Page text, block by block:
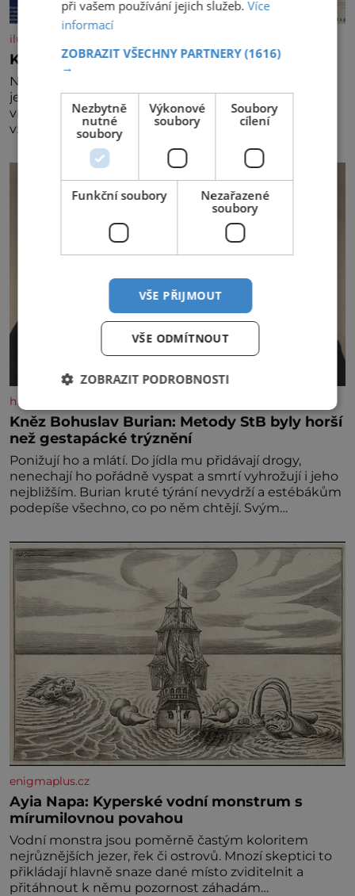
iluxus.cz
Král vín začíná třetí dekádu
Největší český vinařský projekt Král vín ve svém již
jednadvacátém ročníku představil nejlepší domácí
vína. Ta vybírala odborná porota z celkem 1260
vzorků od 157 vinařů. Král vín, který se – i pře
historyplus.cz
Kněz Bohuslav Burian: Metody StB byly horší
než gestapácké trýznění
Ponižují ho a mlátí. Do jídla mu přidávají drogy,
nenechají ho pořádně vyspat a smrtí vyhrožují i jeho
nejbližším. Burian kruté týrání nevydrží a estébákům
podepíše všechno, co po něm chtějí. Svým
výslechů nikdo nevyvíjel fyzický ani psychický nátlak.
Syn brněnského řezníka chce být knězem a
enigmaplus.cz
Ayia Napa: Kyperské vodní monstrum s
mírumilovnou povahou
Vodní monstra jsou poměrně častým koloritem
nejrůznějších jezer, řek či ostrovů. Mnozí skeptici to
přikládají hlavně snaze dané místo zviditelnit a
přitáhnout k němu pozornost záhadám
při vašem používání jejich služeb.Více
informací
ZOBRAZIT VŠECHNY PARTNERY(1616)
→
Nezbytně
nutné
soubory
Výkonové
soubory
Soubory
cílení
Funkční soubory
Nezařazené
soubory
VŠE PŘIJMOUT
VŠE ODMÍTNOUT
ZOBRAZIT PODROBNOSTI